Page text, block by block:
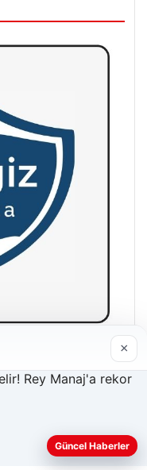
iyi anlayabilmek,
×
Güncel Haberler